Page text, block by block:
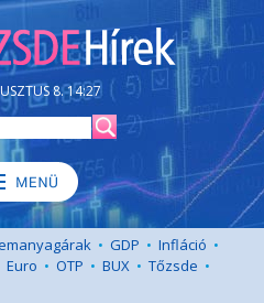
8. 14:27
• GDP • Infláció •
Euro • OTP • BUX • Tőzsde •